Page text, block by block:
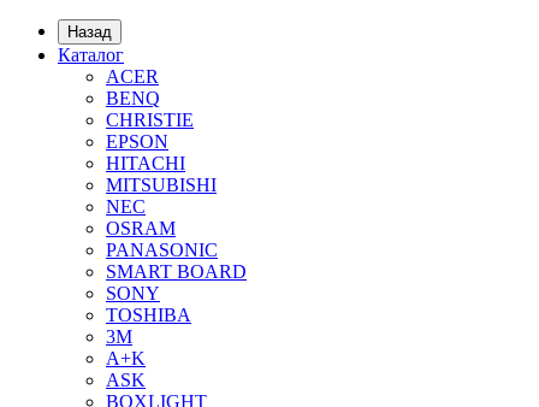
Назад
Каталог
ACER
BENQ
CHRISTIE
EPSON
HITACHI
MITSUBISHI
NEC
OSRAM
PANASONIC
SMART BOARD
SONY
TOSHIBA
3М
A+K
ASK
BOXLIGHT